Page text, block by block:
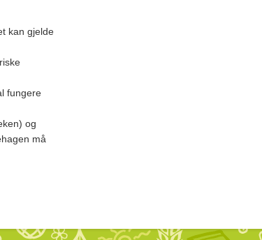
kan gjelde
fungere
og
må